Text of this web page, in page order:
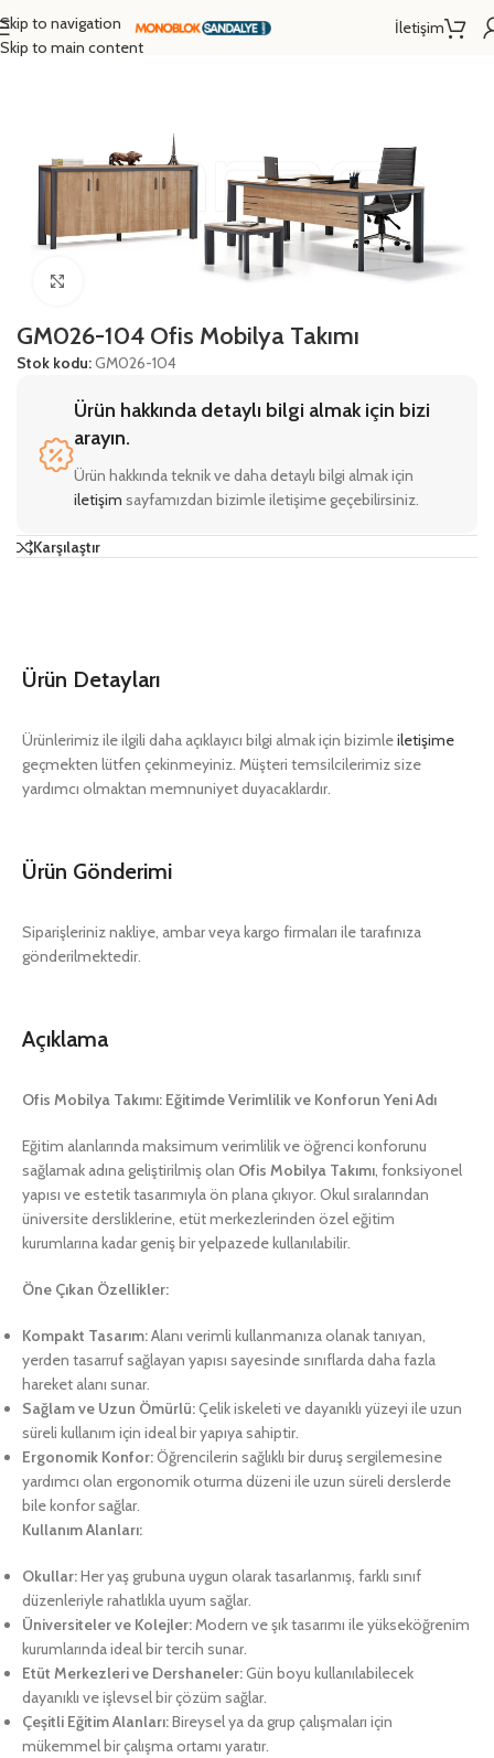
Skip to navigation
Skip to main content
İletişim
Ana Sayfa /Mobilyalar
GM026-104 Ofis Mobilya Takımı
Stok kodu:GM026-104
Ürün hakkında detaylı bilgi almak için bizi
arayın.
Ürün hakkında teknik ve daha detaylı bilgi almak için
iletişim sayfamızdan bizimle iletişime geçebilirsiniz.
Karşılaştır
Ürün Detayları
Ürünlerimiz ile ilgili daha açıklayıcı bilgi almak için bizimleiletişime
geçmekten lütfen çekinmeyiniz. Müşteri temsilcilerimiz size
yardımcı olmaktan memnuniyet duyacaklardır.
Ürün Gönderimi
Siparişleriniz nakliye, ambar veya kargo firmaları ile tarafınıza
gönderilmektedir.
Açıklama
Ofis Mobilya Takımı: Eğitimde Verimlilik ve Konforun Yeni Adı
Eğitim alanlarında maksimum verimlilik ve öğrenci konforunu
sağlamak adına geliştirilmiş olan Ofis Mobilya Takımı , fonksiyonel
yapısı ve estetik tasarımıyla ön plana çıkıyor. Okul sıralarından
üniversite dersliklerine, etüt merkezlerinden özel eğitim
kurumlarına kadar geniş bir yelpazede kullanılabilir.
Öne Çıkan Özellikler:
Kompakt Tasarım:Alanı verimli kullanmanıza olanak tanıyan,
yerden tasarruf sağlayan yapısı sayesinde sınıflarda daha fazla
hareket alanı sunar.
Sağlam ve Uzun Ömürlü:Çelik iskeleti ve dayanıklı yüzeyi ile uzun
süreli kullanım için ideal bir yapıya sahiptir.
Ergonomik Konfor:Öğrencilerin sağlıklı bir duruş sergilemesine
yardımcı olan ergonomik oturma düzeni ile uzun süreli derslerde
bile konfor sağlar.
Kullanım Alanları:
Okullar:Her yaş grubuna uygun olarak tasarlanmış, farklı sınıf
düzenleriyle rahatlıkla uyum sağlar.
Üniversiteler ve Kolejler: Modern ve şık tasarımı ile yükseköğrenim
kurumlarında ideal bir tercih sunar.
Etüt Merkezleri ve Dershaneler:Gün boyu kullanılabilecek
dayanıklı ve işlevsel bir çözüm sağlar.
Çeşitli Eğitim Alanları:Bireysel ya da grup çalışmaları için
mükemmel bir çalışma ortamı yaratır.